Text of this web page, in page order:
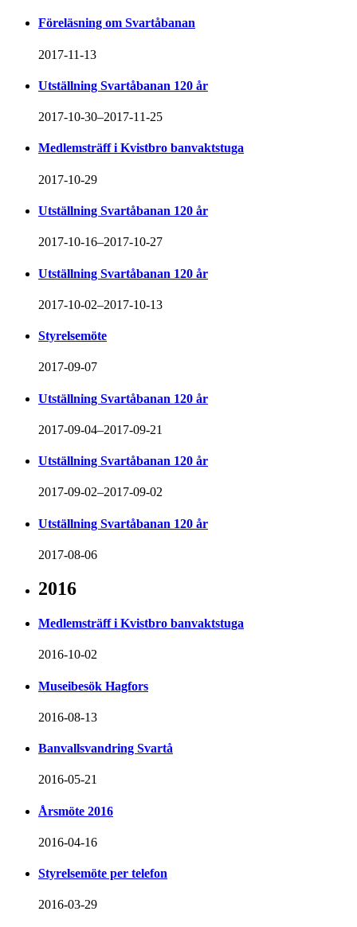
Föreläsning om Svartåbanan
2017-11-13
Utställning Svartåbanan 120 år
2017-10-30–2017-11-25
Medlemsträff i Kvistbro banvaktstuga
2017-10-29
Utställning Svartåbanan 120 år
2017-10-16–2017-10-27
Utställning Svartåbanan 120 år
2017-10-02–2017-10-13
Styrelsemöte
2017-09-07
Utställning Svartåbanan 120 år
2017-09-04–2017-09-21
Utställning Svartåbanan 120 år
2017-09-02–2017-09-02
Utställning Svartåbanan 120 år
2017-08-06
2016
Medlemsträff i Kvistbro banvaktstuga
2016-10-02
Museibesök Hagfors
2016-08-13
Banvallsvandring Svartå
2016-05-21
Årsmöte 2016
2016-04-16
Styrelsemöte per telefon
2016-03-29